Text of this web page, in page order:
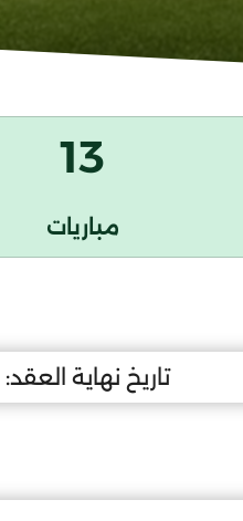
13
مباريات
تاريخ نهاية العقد: